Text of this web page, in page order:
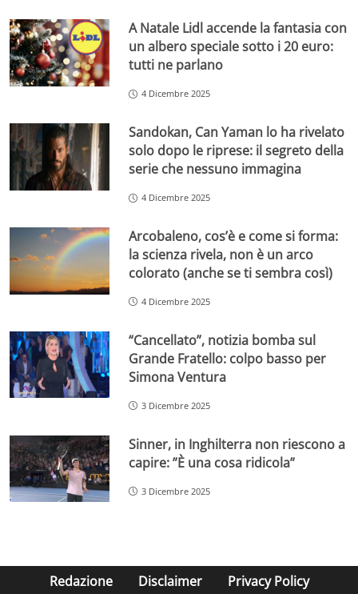
A Natale Lidl accende la fantasia con
un albero speciale sotto i 20 euro:
tutti ne parlano
4 Dicembre 2025
Sandokan, Can Yaman lo ha rivelato
solo dopo le riprese: il segreto della
serie che nessuno immagina
4 Dicembre 2025
Arcobaleno, cos’è e come si forma:
la scienza rivela, non è un arco
colorato (anche se ti sembra così)
4 Dicembre 2025
“Cancellato”, notizia bomba sul
Grande Fratello: colpo basso per
Simona Ventura
3 Dicembre 2025
Sinner, in Inghilterra non riescono a
capire: ”È una cosa ridicola”
3 Dicembre 2025
Redazione Disclaimer Privacy Policy